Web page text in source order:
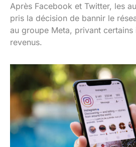
Après Facebook et Twitter, les
pris la décision de bannir le
au groupe Meta, privant
revenus.